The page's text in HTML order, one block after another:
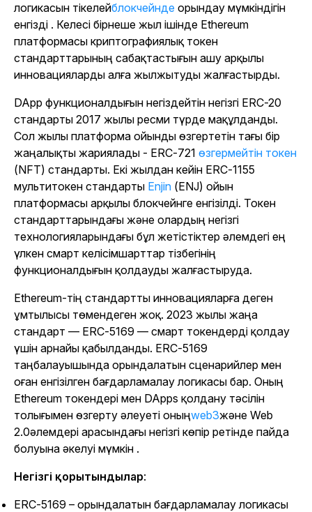
логикасын тікелейблокчейнде орындау мүмкіндігін
енгізді . Келесі бірнеше жыл ішінде Ethereum
платформасы криптографиялық токен
стандарттарының сабақтастығын ашу арқылы
инновацияларды алға жылжытуды жалғастырды.
DApp функционалдығын негіздейтін негізгі ERC-20
стандарты 2017 жылы ресми түрде мақұлданды.
Сол жылы платформа ойынды өзгертетін тағы бір
жаңалықты жариялады - ERC-721 өзгермейтін токен
(NFT) стандарты. Екі жылдан кейін ERC-1155
мультитокен стандарты Enjin (ENJ) ойын
платформасы арқылы блокчейнге енгізілді. Токен
стандарттарындағы және олардың негізгі
технологияларындағы бұл жетістіктер әлемдегі ең
үлкен смарт келісімшарттар тізбегінің
функционалдығын қолдауды жалғастыруда.
Ethereum-тің стандартты инновацияларға деген
ұмтылысы төмендеген жоқ. 2023 жылы жаңа
стандарт — ERC-5169 — смарт токендерді қолдау
үшін арнайы қабылданды. ERC-5169
таңбалауышында орындалатын сценарийлер мен
оған енгізілген бағдарламалау логикасы бар. Оның
Ethereum токендері мен DApps қолдану тәсілін
толығымен өзгерту әлеуеті оныңweb3және Web
2.0әлемдері арасындағы негізгі көпір ретінде пайда
болуына әкелуі мүмкін .
Негізгі қорытындылар:
ERC-5169 – орындалатын бағдарламалау логикасы